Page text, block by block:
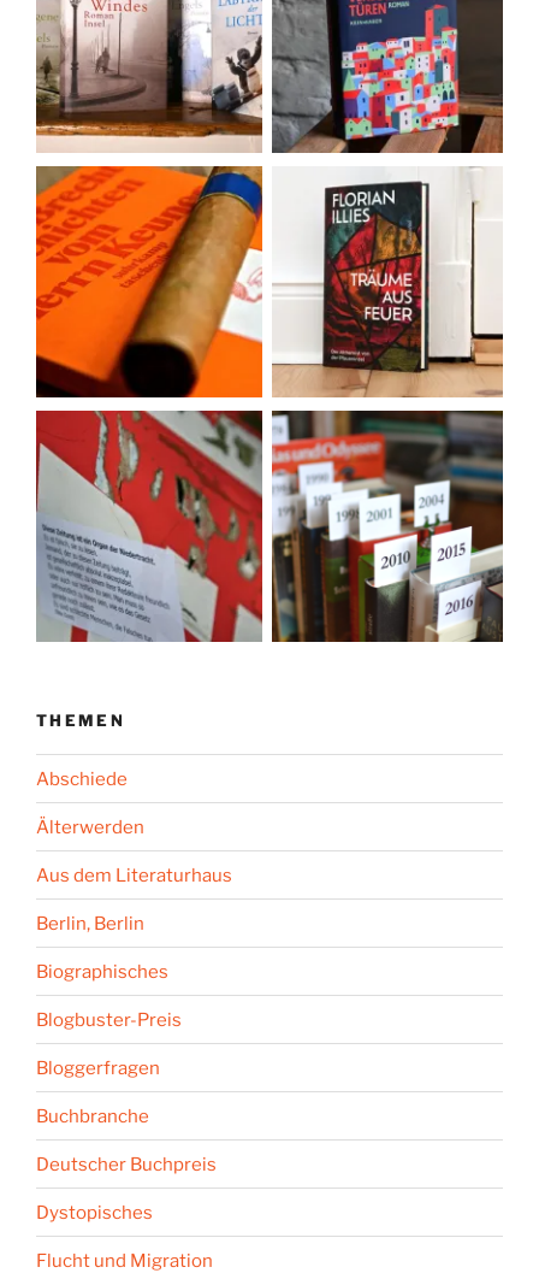
THEMEN
Abschiede
Älterwerden
Aus dem Literaturhaus
Berlin, Berlin
Biographisches
Blogbuster-Preis
Bloggerfragen
Buchbranche
Deutscher Buchpreis
Dystopisches
Flucht und Migration